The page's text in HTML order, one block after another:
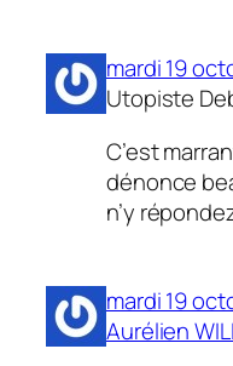
mardi 19
Utopiste
C’est
dénonce
n’y
mardi 19
Aurélien